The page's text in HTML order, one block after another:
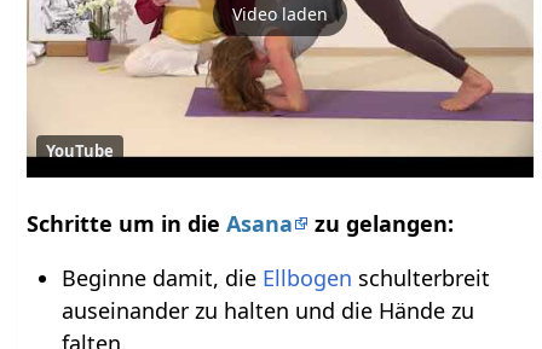
Video laden
YouTube
Schritte um in dieAsana
zu gelangen:
Beginne damit, die Ellbogen schulterbreit
auseinander zu halten und die Hände zu
falten.